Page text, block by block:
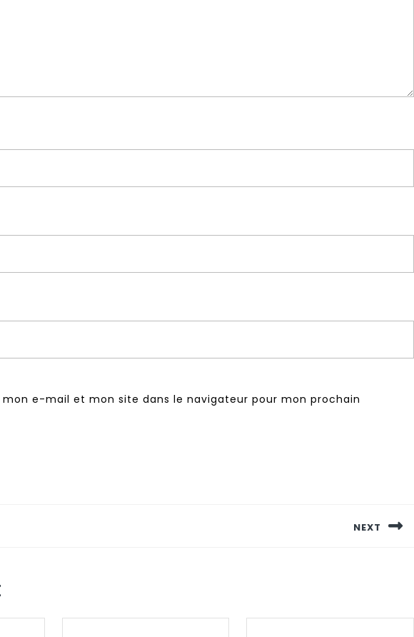
mon e-mail et mon site dans le navigateur pour mon prochain
NEXT